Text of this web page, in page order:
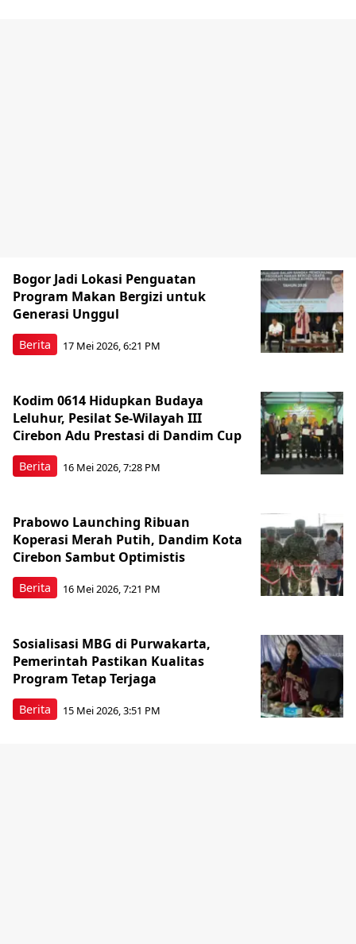
Berita
Bogor Jadi Lokasi Penguatan
Program Makan Bergizi untuk
Generasi Unggul
17 Mei 2026, 6:21 PM
Berita
Kodim 0614 Hidupkan Budaya
Leluhur, Pesilat Se-Wilayah III
Cirebon Adu Prestasi di Dandim Cup
16 Mei 2026, 7:28 PM
Berita
Prabowo Launching Ribuan
Koperasi Merah Putih, Dandim Kota
Cirebon Sambut Optimistis
16 Mei 2026, 7:21 PM
Berita
Sosialisasi MBG di Purwakarta,
Pemerintah Pastikan Kualitas
Program Tetap Terjaga
15 Mei 2026, 3:51 PM